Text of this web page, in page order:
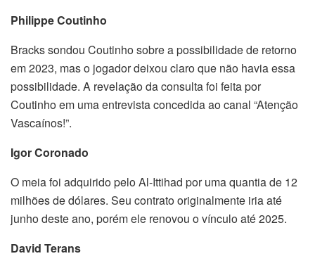
Philippe Coutinho
Bracks sondou Coutinho sobre a possibilidade de retorno
em 2023, mas o jogador deixou claro que não havia essa
possibilidade. A revelação da consulta foi feita por
Coutinho em uma entrevista concedida ao canal “Atenção
Vascaínos!”.
Igor Coronado
O meia foi adquirido pelo Al-Ittihad por uma quantia de 12
milhões de dólares. Seu contrato originalmente iria até
junho deste ano, porém ele renovou o vínculo até 2025.
David Terans